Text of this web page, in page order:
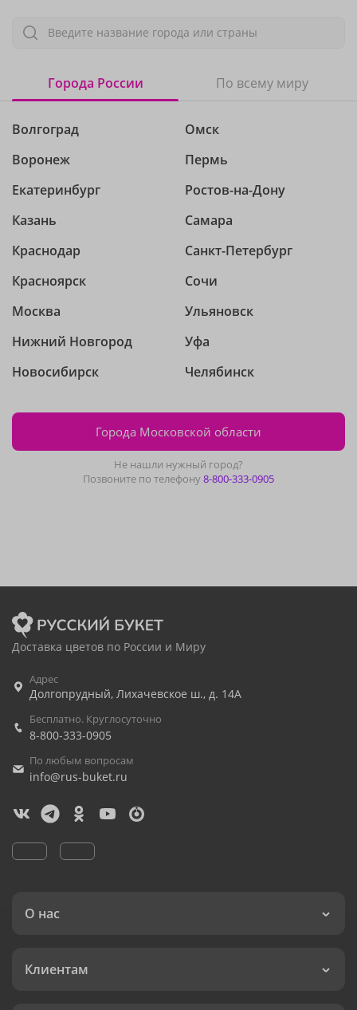
Введите название города или страны
Города России По всему миру
Волгоград
Воронеж
Екатеринбург
Казань
Краснодар
Красноярск
Москва
Нижний Новгород
Новосибирск
Омск
Пермь
Ростов-на-Дону
Самара
Санкт-Петербург
Сочи
Ульяновск
Уфа
Челябинск
Города Московской области
Не нашли нужный город?
Позвоните по телефону8-800-333-0905
Доставка цветов по России и Миру
Адрес
Долгопрудный, Лихачевское ш., д. 14А
Бесплатно. Круглосуточно
8-800-333-0905
По любым вопросам
info@rus-buket.ru
О нас
Клиентам